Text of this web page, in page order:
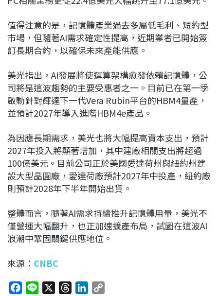
值得注意的是，記憶體產業過去多屬低毛利、短約型
市場，但隨著AI需求確定性提高，近期業者已開始簽
訂長期合約，以確保未來產能供應。
美光指出，AI發展將使運算架構愈發依賴記憶體，公
司將是這波趨勢的主要受惠者之一。目前已在第一季
啟動針對輝達下一代Vera Rubin平台的HBM4量產，
並預計2027年導入進階HBM4e產品。
為因應長期需求，美光也將大幅提高資本支出，預計
2027年投入將顯著增加，其中建廠相關支出將超過
100億美元。目前公司正於美國愛達荷州與紐約州建
設大型晶圓廠，愛達荷廠預計2027年中投產，紐約廠
則預計2028年下半年開始出貨。
整體而言，隨著AI需求持續推升記憶體用量，美光不
僅營運大幅翻升，也正加速擴產布局，試圖在這波AI
浪潮中鞏固關鍵供應地位。
來源： CNBC